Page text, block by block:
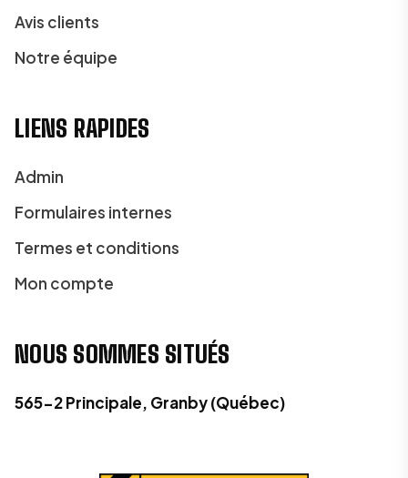
Avis clients
Notre équipe
LIENS RAPIDES
Admin
Formulaires internes
Termes et conditions
Mon compte
NOUS SOMMES SITUÉS
565-2 Principale, Granby (Québec)